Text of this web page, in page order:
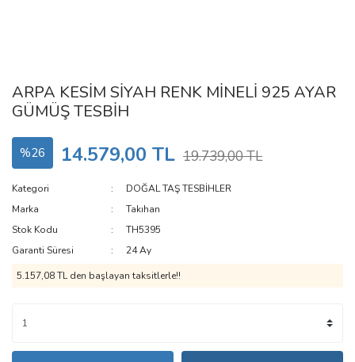
ARPA KESİM SİYAH RENK MİNELİ 925 AYAR
GÜMÜŞ TESBİH
%26 14.579,00 TL 19.739,00 TL
Kategori
DOĞAL TAŞ TESBİHLER
Marka
Takıhan
Stok Kodu
TH5395
Garanti Süresi
24 Ay
5.157,08 TL den başlayan taksitlerle!!